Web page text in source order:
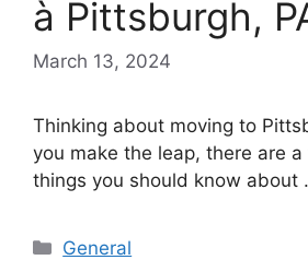
à Pittsburgh,
March 13, 2024
Thinking about moving to
you make the leap, there are
things you should know about
Categories
General